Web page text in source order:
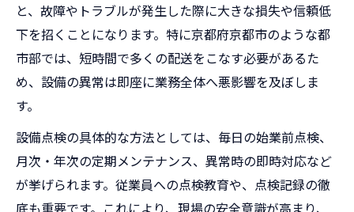
と、故障やトラブルが発生した際に大きな損失や信頼低
下を招くことになります。特に京都府京都市のような都
市部では、短時間で多くの配送をこなす必要があるた
め、設備の異常は即座に業務全体へ悪影響を及ぼしま
す。
設備点検の具体的な方法としては、毎日の始業前点検、
月次・年次の定期メンテナンス、異常時の即時対応など
が挙げられます。従業員への点検教育や、点検記録の徹